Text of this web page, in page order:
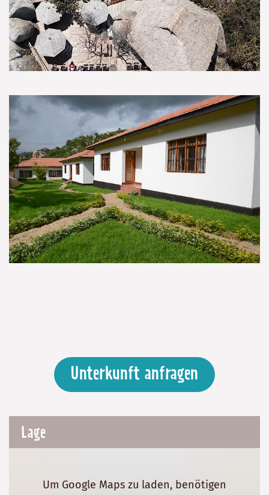
Unterkunft anfragen
Lage
Um Google Maps zu laden, benötigen